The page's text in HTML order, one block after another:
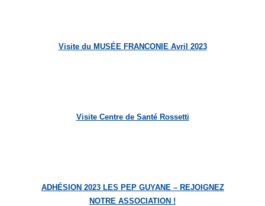
Visite du MUSÉE FRANCONIE Avril 2023
Visite Centre de Santé Rossetti
ADHÉSION 2023 LES PEP GUYANE – REJOIGNEZ
NOTRE ASSOCIATION !